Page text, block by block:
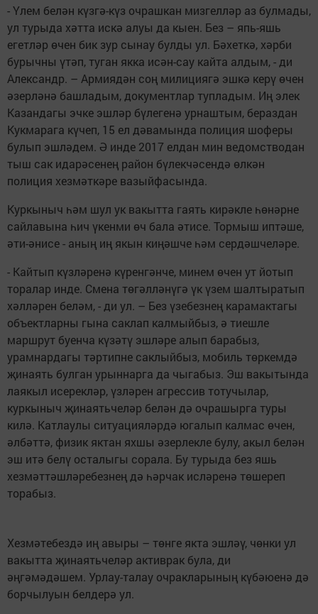
- Үлем белән күзгә-күз очрашкан мизгелләр аз булмады,
ул турыда хәтта искә алуы да кыен. Без – япь-яшь
егетләр өчен бик зур сынау булды ул. Бәхеткә, хәрби
бурычны үтәп, туган якка исән-сау кайта алдым, - ди
Александр. – Армиядән соң милициягә эшкә керү өчен
әзерләнә башладым, документлар тупладым. Иң элек
Казандагы эчке эшләр бүлегенә урнаштым, бераздан
Кукмарага күчеп, 15 ел дәвамында полиция шоферы
булып эшләдем. Ә инде 2017 елдан мин ведомстводан
тыш сак идарәсенең район бүлекчәсендә өлкән
полиция хезмәткәре вазыйфасында.
Куркыныч һәм шул ук вакытта гаять кирәкле һөнәрне
сайлавына һич үкенми өч бала әтисе. Тормыш иптәше,
әти-әнисе - аның иң якын киңәшче һәм сердәшчеләре.
- Кайтып күзләренә күренгәнче, минем өчен ут йотып
торалар инде. Смена төгәлләнүгә үк үзем шалтыратып
хәлләрен беләм, - ди ул. – Без үзебезнең карамактагы
объектларны гына саклап калмыйбыз, ә тиешле
маршрут буенча күзәтү эшләре алып барабыз,
урамнардагы тәртипне саклыйбыз, мобиль төркемдә
җинаять булган урыннарга да чыгабыз. Эш вакытында
лаякыл исерекләр, үзләрен агрессив тотучылар,
куркыныч җинаятьчеләр белән дә очрашырга туры
килә. Катлаулы ситуацияләрдә югалып калмас өчен,
әлбәттә, физик яктан яхшы әзерлекле булу, акыл белән
эш итә белү осталыгы сорала. Бу турыда без яшь
хезмәттәшләребезнең дә һәрчак исләренә төшереп
торабыз.
Хезмәтебездә иң авыры – төнге якта эшләү, чөнки ул
вакытта җинаятьчеләр активрак була, ди
әңгәмәдәшем. Урлау-талау очракларының күбәюенә дә
борчылуын белдерә ул.